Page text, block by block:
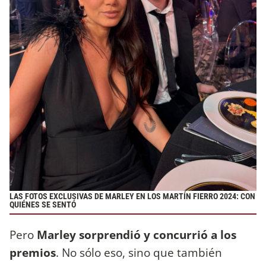
LAS FOTOS EXCLUSIVAS DE MARLEY EN LOS MARTÍN FIERRO 2024: CON
QUIÉNES SE SENTÓ
Pero Marley sorprendió y concurrió a los
premios. No sólo eso, sino que también